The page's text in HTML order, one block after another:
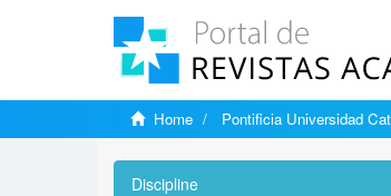
Home Pontificia Universidad
Discipline